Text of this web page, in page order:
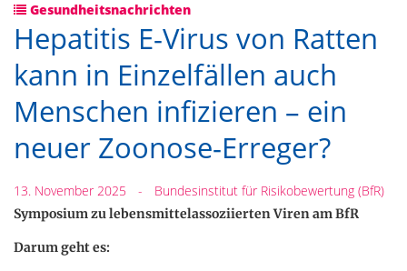
Gesundheitsnachrichten
Hepatitis E-Virus von Ratten
kann in Einzelfällen auch
Menschen infizieren – ein
neuer Zoonose-Erreger?
13. November 2025 - Bundesinstitut für Risikobewertung (BfR)
Symposium zu lebensmittelassoziierten Viren am BfR
Darum geht es: